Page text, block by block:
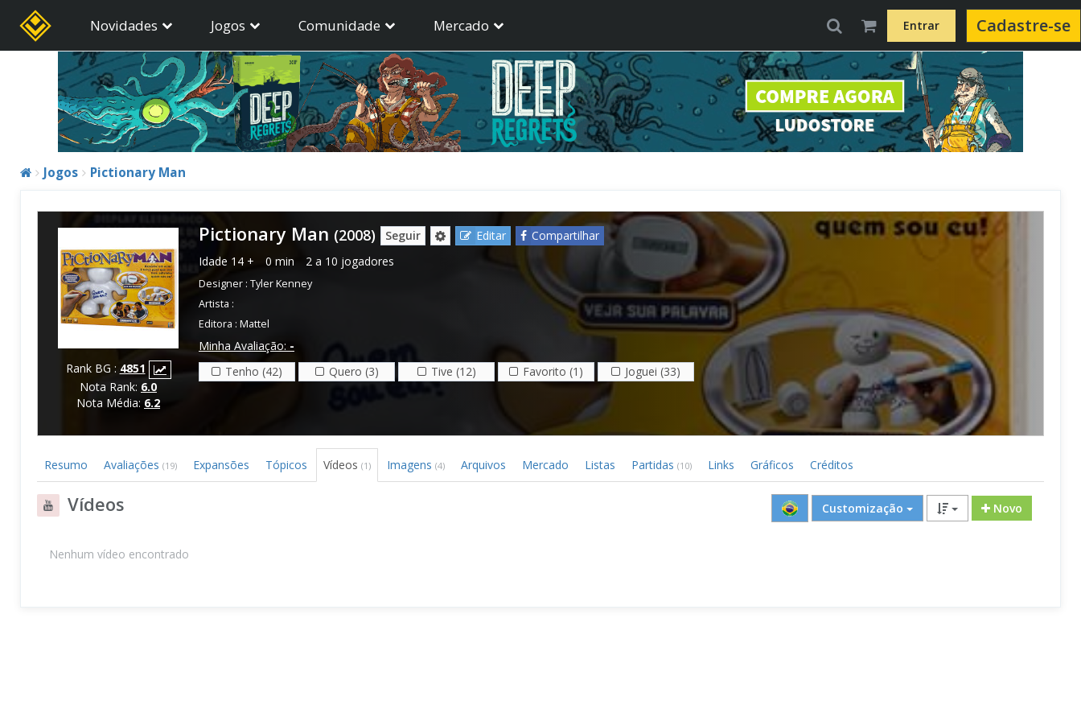
Novidades Jogos Comunidade Mercado Entrar Cadastre-se
Jogos Pictionary Man
Rank BG : 4851
Nota Rank: 6.0
Nota Média: 6.2
Pictionary Man (2008) Seguir Editar
Compartilhar
Idade 14 + 0 min 2 a 10 jogadores
Designer : Tyler Kenney
Artista :
Editora : Mattel
Minha Avaliação: -
Tenho (42)
Quero (3) Tive (12) Favorito (1) Joguei (33)
Resumo Avaliações (19) Expansões Tópicos Vídeos (1) Imagens (4) Arquivos Mercado Listas Partidas (10) Links Gráficos Créditos
Vídeos Customização Novo
Nenhum vídeo encontrado